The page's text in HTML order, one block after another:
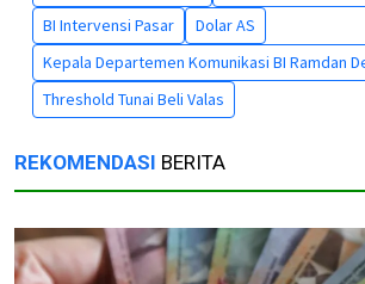
BI Intervensi Pasar
Dolar AS
Kepala Departemen Komunikasi BI Ramdan
Threshold Tunai Beli Valas
REKOMENDASI BERITA